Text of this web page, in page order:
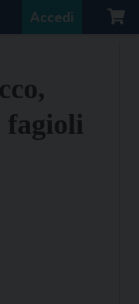
Accedi
fagioli